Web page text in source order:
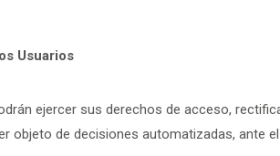
Usuarios
ejercer sus derechos de acceso,
objeto de decisiones automatizadas, ante